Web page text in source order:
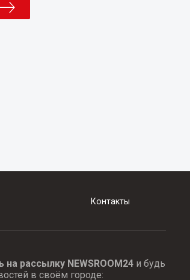
Контакты
рассылку NEWSROOM24и будь
в своём городе: